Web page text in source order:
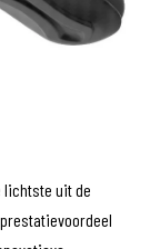
lichtste uit de